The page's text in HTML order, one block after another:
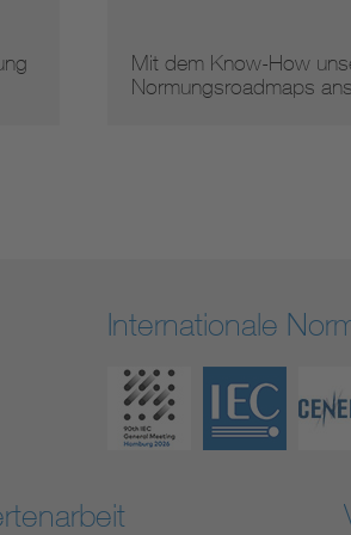
Mit dem Know-How
Normungsroadmaps
Internationale